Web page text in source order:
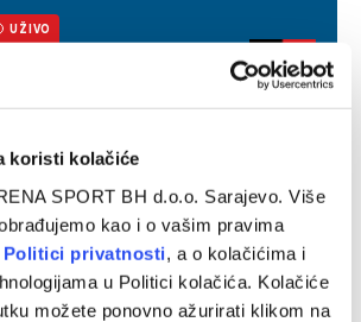
koristi kolačiće
SPORT BH d.o.o. Sarajevo. Više
kao i o vašim pravima
Politici privatnosti, a o kolačićima i
u Politici kolačića. Kolačiće
možete ponovno ažurirati klikom na